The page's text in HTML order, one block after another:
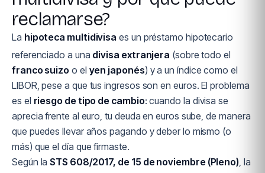
reclamarse?
La hipoteca multidivisa es un préstamo hipotecario
referenciado a una divisa extranjera (sobre todo el
franco suizo o el yen japonés) y a un índice como el
LIBOR, pese a que tus ingresos son en euros. El problema
es el riesgo de tipo de cambio: cuando la divisa se
aprecia frente al euro, tu deuda en euros sube, de manera
que puedes llevar años pagando y deber lo mismo (o
más) que el día que firmaste.
Según laSTS 608/2017, de 15 de noviembre (Pleno), la